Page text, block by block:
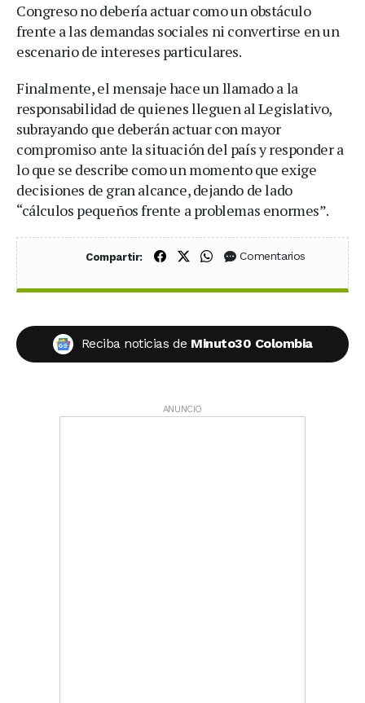
Congreso no debería actuar como un obstáculo
frente a las demandas sociales ni convertirse en un
escenario de intereses particulares.
Finalmente, el mensaje hace un llamado a la
responsabilidad de quienes lleguen al Legislativo,
subrayando que deberán actuar con mayor
compromiso ante la situación del país y responder a
lo que se describe como un momento que exige
decisiones de gran alcance, dejando de lado
“cálculos pequeños frente a problemas enormes”.
Compartir: Compartir en Facebook
Compartir en X (Twitter)
Compartir en WhatsApp
Comentarios
Reciba noticias de Minuto30 Colombia
ANUNCIO